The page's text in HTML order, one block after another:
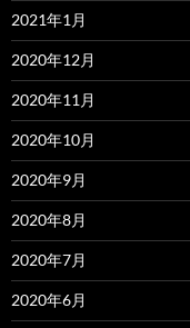
2021年1月
2020年12月
2020年11月
2020年10月
2020年9月
2020年8月
2020年7月
2020年6月